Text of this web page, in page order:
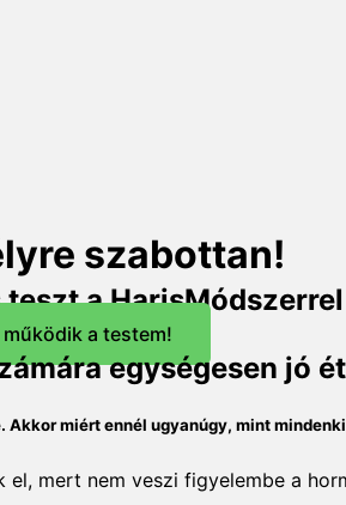
szabottan!
a HarisMódszerrel
a testem!
egységesen jó
Akkor miért ennél ugyanúgy, mint
mert nem veszi figyelembe a